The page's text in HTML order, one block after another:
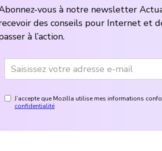
vous à notre newsletter
des conseils pour Internet et
à l’action.
J’accepte que Mozilla utilise mes informations
confidentialité